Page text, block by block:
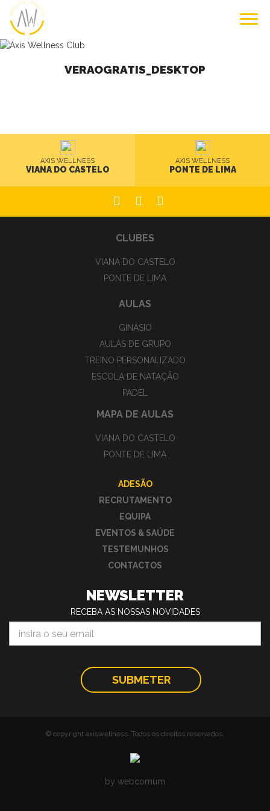
VERAOGRATIS_DESKTOP
AXIS WELLNESS
VIANA DO CASTELO
AXIS WELLNESS
PONTE DE LIMA
CLUBES
VIANA DO CASTELO
PONTE DE LIMA
AULAS
GINÁSIO
AULAS DE GRUPO
TREINO PERSONALIZADO
ESCOLA DE NATAÇÃO
PADEL
MAPA DE AULAS
VIANA DO CASTELO
PONTE DE LIMA
ADESÃO
RECRUTAMENTO
EQUIPA
EVENTOS & SAÚDE
TESTEMUNHOS
CONTACTOS
NEWSLETTER
RECEBA AS NOSSAS NOVIDADES
© copyright axiswellness. Todos os direitos reservados.
by webcomum